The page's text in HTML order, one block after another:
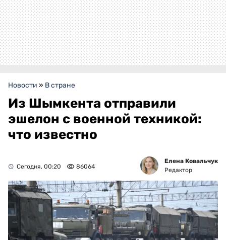
Новости » В стране
Из Шымкента отправили
эшелон с военной техникой:
что известно
Сегодня, 00:20 86064
Елена Ковальчук
Редактор